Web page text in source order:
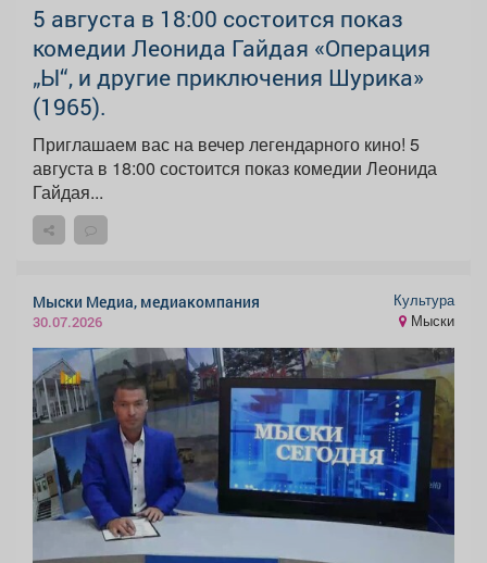
5 августа в 18:00 состоится показ
комедии Леонида Гайдая «Операция
„Ы“, и другие приключения Шурика»
(1965).
Приглашаем вас на вечер легендарного кино! 5
августа в 18:00 состоится показ комедии Леонида
Гайдая...
Мыски Медиа, медиакомпания
30.07.2026
Культура
Мыски